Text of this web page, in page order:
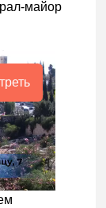
майор